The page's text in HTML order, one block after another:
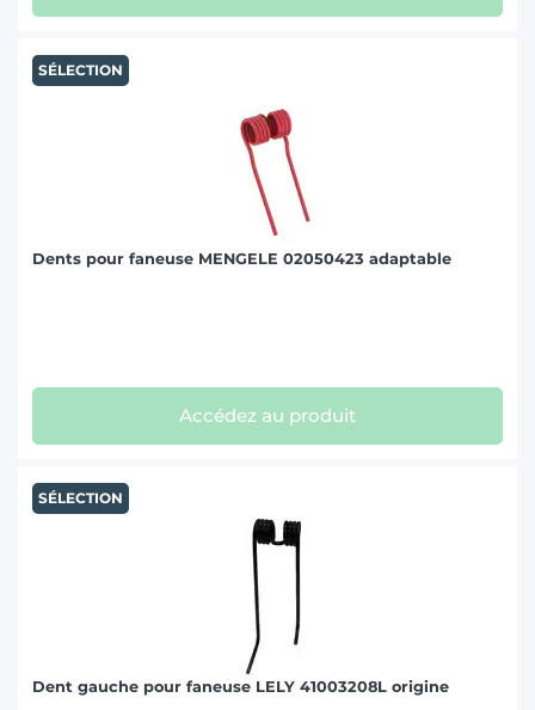
SÉLECTION
Dents pour faneuse MENGELE 02050423 adaptable
Accédez au produit
SÉLECTION
Dent gauche pour faneuse LELY 41003208L origine